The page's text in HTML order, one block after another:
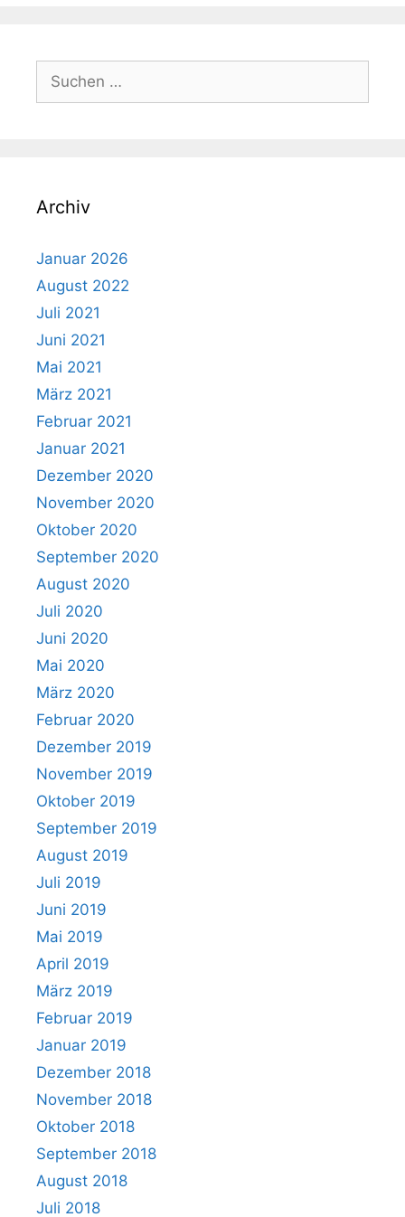
Suchen
nach:
Archiv
Januar 2026
August 2022
Juli 2021
Juni 2021
Mai 2021
März 2021
Februar 2021
Januar 2021
Dezember 2020
November 2020
Oktober 2020
September 2020
August 2020
Juli 2020
Juni 2020
Mai 2020
März 2020
Februar 2020
Dezember 2019
November 2019
Oktober 2019
September 2019
August 2019
Juli 2019
Juni 2019
Mai 2019
April 2019
März 2019
Februar 2019
Januar 2019
Dezember 2018
November 2018
Oktober 2018
September 2018
August 2018
Juli 2018